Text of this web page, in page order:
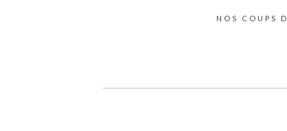
NOS COUPS